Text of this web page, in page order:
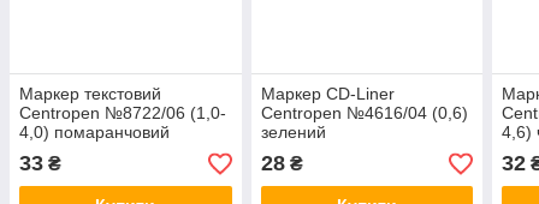
Маркер текстовий
Centropen №8722/06 (1,0-
4,0) помаранчовий
33 ₴
Маркер CD-Liner
Centropen №4616/04 (0,6)
зелений
28₴
4,6)
32